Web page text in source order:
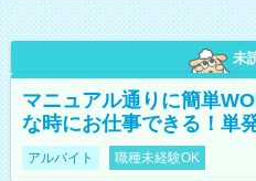
未
マニュアル通りに簡単
な時にお仕事できる！単
アルバイト 職種未経験OK